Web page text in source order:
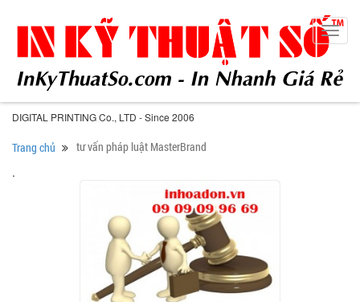
DIGITAL PRINTING Co., LTD - Since 2006
Trang chủ tư vấn pháp luật MasterBrand
.